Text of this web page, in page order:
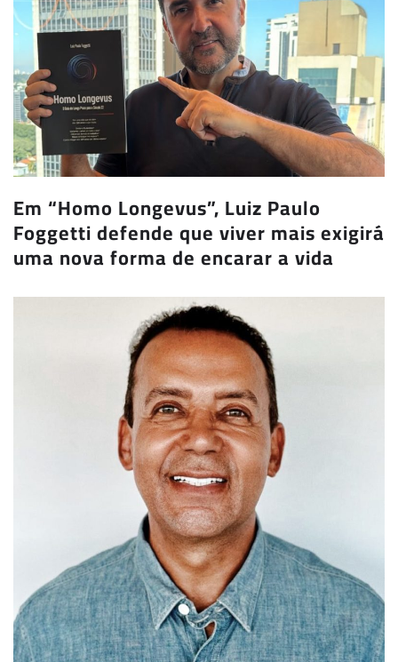
Em “Homo Longevus”, Luiz Paulo
Foggetti defende que viver mais exigirá
uma nova forma de encarar a vida